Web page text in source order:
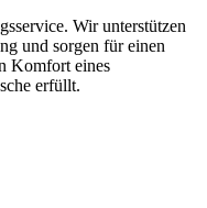
Wir unterstützen
und sorgen für einen
Komfort eines
erfüllt.